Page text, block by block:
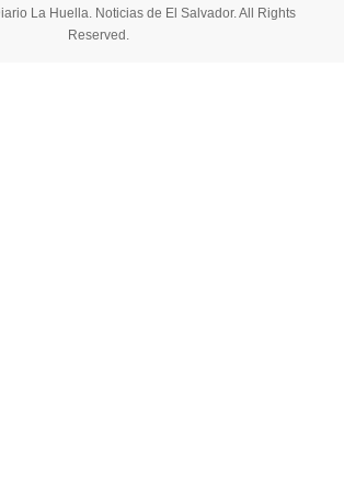
La Huella. Noticias de El Salvador. All Rights
Reserved.